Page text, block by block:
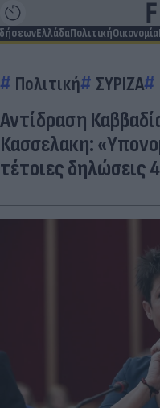
ΕλλάδαΠολιτικήΟικονομία
Πολιτική ΣΥΡΙΖΑ
Αντίδραση
Κασσελακη:
τέτοιες δηλώσεις